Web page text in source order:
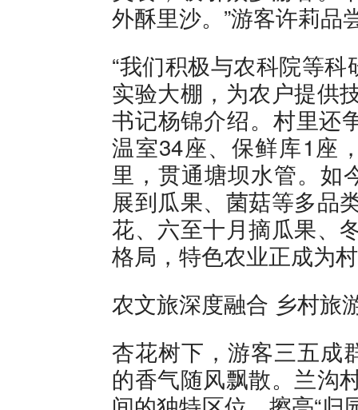
外酥里沙。”游客许莉品
“我们积极与农科院等
实验大棚，为农户提供
书记杨锦介绍。村里还
温室34座、保鲜库1座
里，贯通塘坝水管。如
展到瓜果、菌菇等多品
花、六至十月摘瓜果、
格局，特色农业正成为
农文旅深度融合 乡村旅
杏花树下，游客三五成
的香气随风飘散。兰沟